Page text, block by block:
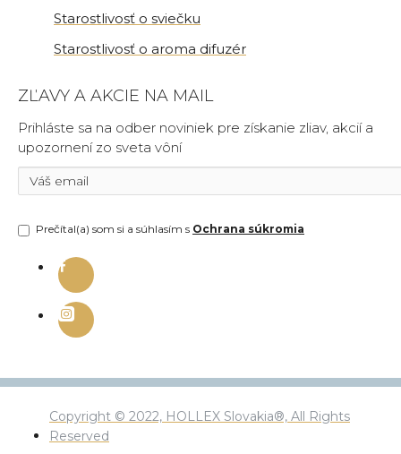
Starostlivosť o sviečku
Starostlivosť o aroma difuzér
ZĽAVY A AKCIE NA MAIL
Prihláste sa na odber noviniek pre získanie zliav, akcií a
upozornení zo sveta vôní
Prečítal(a) som si a súhlasím s Ochrana súkromia
Copyright © 2022, HOLLEX Slovakia®, All Rights
Reserved